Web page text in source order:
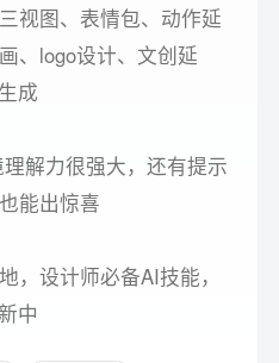
视图、表情包、动作延
、logo设计、文创延
成
解力很强大，还有提示
能出惊喜
，设计师必备AI技能，
中